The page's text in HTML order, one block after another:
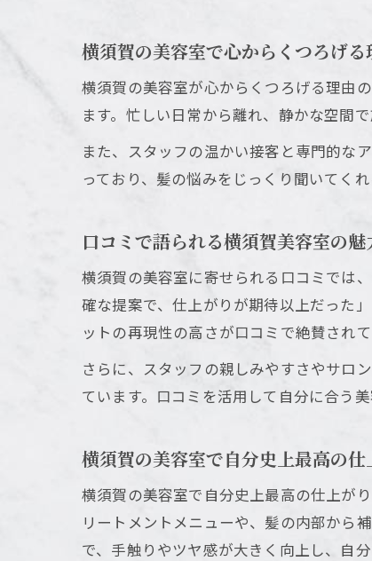
横須賀の美容室で心からくつろげる
横須賀の美容室が心からくつろげる理由
ます。忙しい日常から離れ、静かな空間
また、スタッフの温かい接客と専門的な
っており、髪の悩みをじっくり聞いてく
口コミで語られる横須賀美容室の魅
横須賀の美容室に寄せられる口コミでは
確な提案で、仕上がりが期待以上だった
ットの再現性の高さが口コミで絶賛されて
さらに、スタッフの親しみやすさやサロ
ています。口コミを活用して自分に合う
横須賀の美容室で自分史上最高の仕
横須賀の美容室で自分史上最高の仕上が
リートメントメニューや、髪の内部から
で、手触りやツヤ感が大きく向上し、自